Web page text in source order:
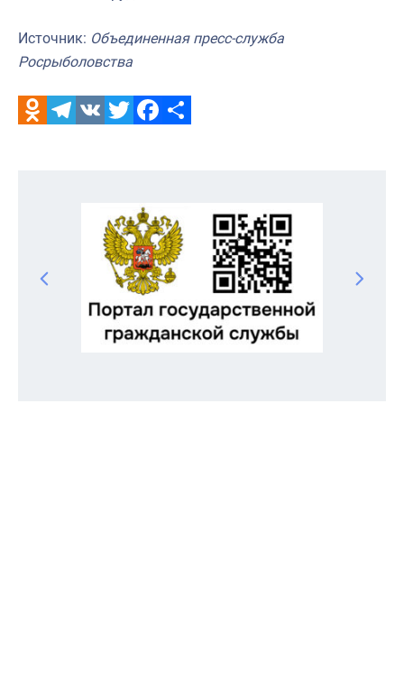
Источник: Объединенная пресс-служба
Росрыболовства